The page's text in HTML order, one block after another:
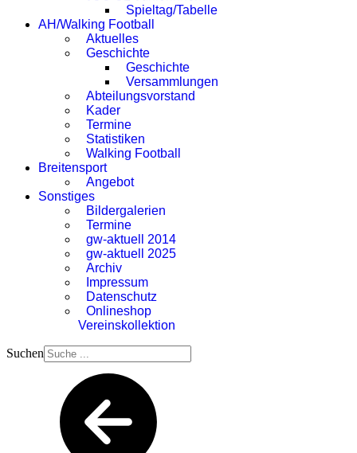
Spieltag/Tabelle
AH/Walking Football
Aktuelles
Geschichte
Geschichte
Versammlungen
Abteilungsvorstand
Kader
Termine
Statistiken
Walking Football
Breitensport
Angebot
Sonstiges
Bildergalerien
Termine
gw-aktuell 2014
gw-aktuell 2025
Archiv
Impressum
Datenschutz
Onlineshop
Vereinskollektion
Suchen